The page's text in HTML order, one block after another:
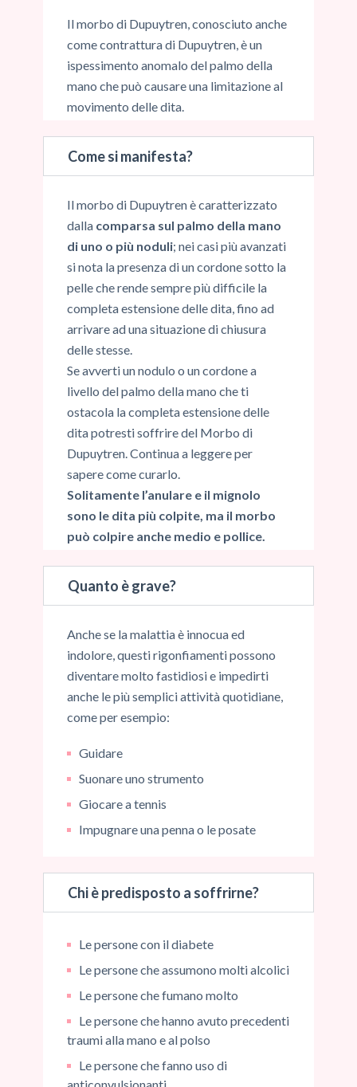
Il morbo di Dupuytren, conosciuto anche
come contrattura di Dupuytren, è un
ispessimento anomalo del palmo della
mano che può causare una limitazione al
movimento delle dita.
Come si manifesta?
Il morbo di Dupuytren è caratterizzato
dalla comparsa sul palmo della mano
di uno o più noduli; nei casi più avanzati
si nota la presenza di un cordone sotto la
pelle che rende sempre più difficile la
completa estensione delle dita, fino ad
arrivare ad una situazione di chiusura
delle stesse.
Se avverti un nodulo o un cordone a
livello del palmo della mano che ti
ostacola la completa estensione delle
dita potresti soffrire del Morbo di
Dupuytren. Continua a leggere per
sapere come curarlo.
Solitamente l’anulare e il mignolo
sono le dita più colpite, ma il morbo
può colpire anche medio e pollice.
Quanto è grave?
Anche se la malattia è innocua ed
indolore, questi rigonfiamenti possono
diventare molto fastidiosi e impedirti
anche le più semplici attività quotidiane,
come per esempio:
Guidare
Suonare uno strumento
Giocare a tennis
Impugnare una penna o le posate
Chi è predisposto a soffrirne?
Le persone con il diabete
Le persone che assumono molti alcolici
Le persone che fumano molto
Le persone che hanno avuto precedenti
traumi alla mano e al polso
Le persone che fanno uso di